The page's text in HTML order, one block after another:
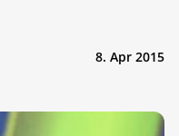
8. Apr 2015